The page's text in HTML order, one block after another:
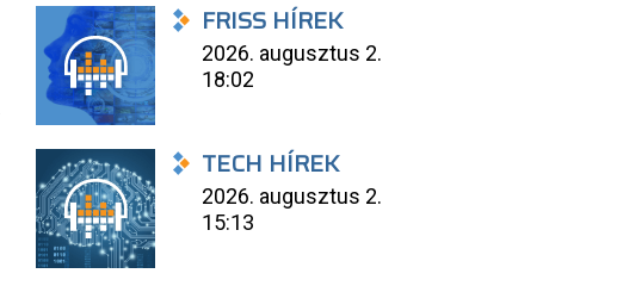
FRISS HÍREK
2026. augusztus 2.
18:02
TECH HÍREK
2026. augusztus 2.
15:13